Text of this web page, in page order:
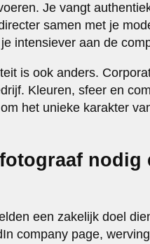
Je vangt
samen met je
intensiever aan de
is ook anders.
Kleuren, sfeer en
het unieke karakter
nodig
een zakelijk doel
company page,